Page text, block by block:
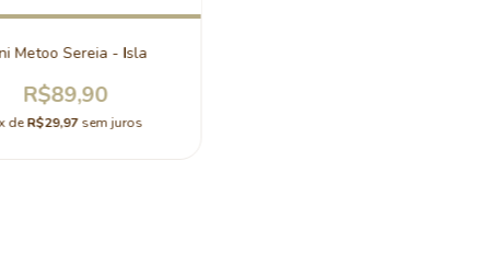
Metoo Sereia - Isla
R$89,90
deR$29,97 sem juros